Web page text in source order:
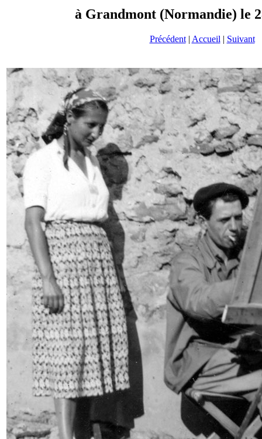
à Grandmont (Normandie) le
Précédent| Accueil | Suivant